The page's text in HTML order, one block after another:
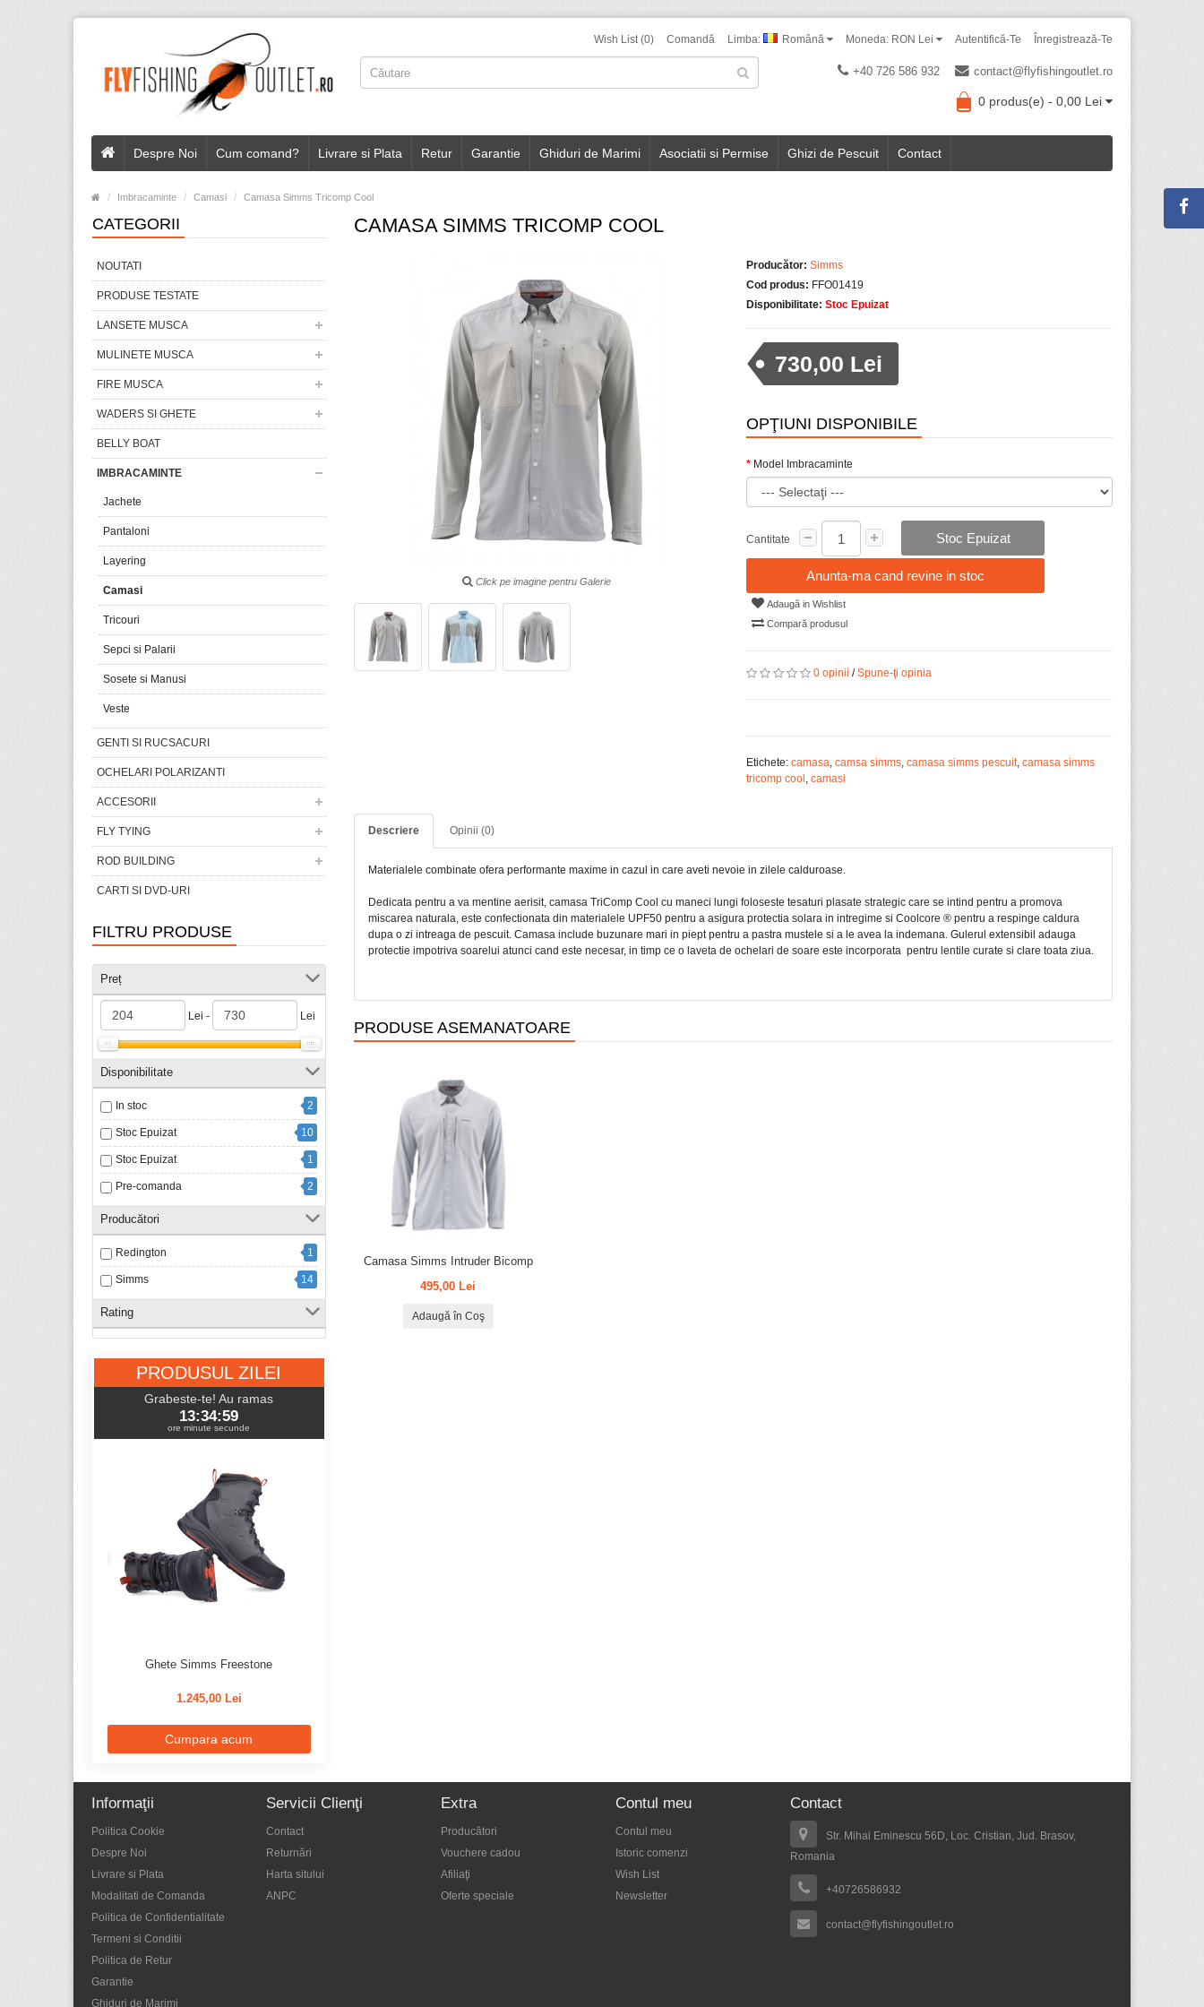
Autentifică-Te Înregistrează-Te
Wish List (0) Comandă Limba: Română Moneda: RON Lei
+40 726 586 932 contact@flyfishingoutlet.ro
0 produs(e) - 0,00 Lei
Despre Noi Cum comand? Livrare si Plata Retur Garantie Ghiduri de Marimi Asociatii si Permise Ghizi de Pescuit Contact
Imbracaminte Camasi Camasa Simms Tricomp Cool
CATEGORII
NOUTATI
PRODUSE TESTATE
LANSETE MUSCA
MULINETE MUSCA
FIRE MUSCA
WADERS SI GHETE
BELLY BOAT
IMBRACAMINTE
Jachete
Pantaloni
Layering
Camasi
Tricouri
Sepci si Palarii
Sosete si Manusi
Veste
GENTI SI RUCSACURI
OCHELARI POLARIZANTI
ACCESORII
FLY TYING
ROD BUILDING
CARTI SI DVD-URI
FILTRU PRODUSE
Preț
Lei - Lei
Disponibilitate
In stoc 2
Stoc Epuizat 10
Stoc Epuizat 1
Pre-comanda 2
Producători
Redington 1
Simms 14
Rating
PRODUSUL ZILEI
Grabeste-te! Au ramas
13:34:58
ore minute secunde
Ghete Simms Freestone
1.245,00 Lei
Cumpara acum
CAMASA SIMMS TRICOMP COOL
Click pe imagine pentru Galerie
Producător: Simms
Cod produs: FFO01419
Disponibilitate: Stoc Epuizat
730,00 Lei
OPŢIUNI DISPONIBILE
Model Imbracaminte
Cantitate Stoc Epuizat
Anunta-ma cand revine in stoc
Adaugă in Wishlist
Compară produsul
0 opinii /Spune-ţi opinia
Etichete:camasa,camsa simms,camasa simms pescuit,camasa simms
tricomp cool ,camasi
Descriere Opinii (0)
Materialele combinate ofera performante maxime in cazul in care aveti nevoie in zilele calduroase.
Dedicata pentru a va mentine aerisit, camasa TriComp Cool cu maneci lungi foloseste tesaturi plasate strategic care se intind pentru a promova
miscarea naturala, este confectionata din materialele UPF50 pentru a asigura protectia solara in intregime si Coolcore ® pentru a respinge caldura
dupa o zi intreaga de pescuit. Camasa include buzunare mari in piept pentru a pastra mustele si a le avea la indemana. Gulerul extensibil adauga
protectie impotriva soarelui atunci cand este necesar, in timp ce o laveta de ochelari de soare este incorporata pentru lentile curate si clare toata ziua.
PRODUSE ASEMANATOARE
Camasa Simms Intruder Bicomp
495,00 Lei
Adaugă în Coş
Informaţii
Politica Cookie
Despre Noi
Livrare si Plata
Modalitati de Comanda
Politica de Confidentialitate
Termeni si Conditii
Politica de Retur
Garantie
Ghiduri de Marimi
Servicii Clienţi
Contact
Returnări
Harta sitului
ANPC
Extra
Producători
Vouchere cadou
Afiliaţi
Oferte speciale
Contul meu
Contul meu
Istoric comenzi
Wish List
Newsletter
Contact
Str. Mihai Eminescu 56D, Loc. Cristian, Jud. Brasov,
Romania
+40726586932
contact@flyfishingoutlet.ro